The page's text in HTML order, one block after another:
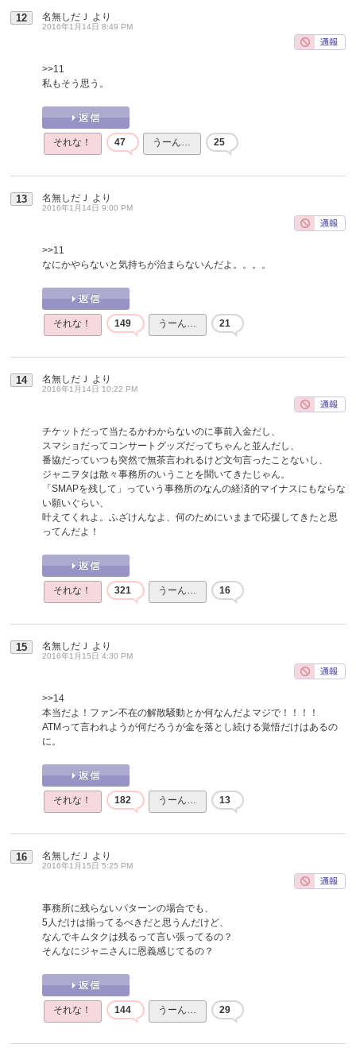
12 名無しだＪ より
2016年1月14日 8:49 PM
>>11
私もそう思う。
それな！ 47 うーん… 25
13 名無しだＪ より
2016年1月14日 9:00 PM
>>11
なにかやらないと気持ちが治まらないんだよ。。。。
それな！ 149 うーん… 21
14 名無しだＪ より
2016年1月14日 10:22 PM
チケットだって当たるかわからないのに事前入金だし、
スマショだってコンサートグッズだってちゃんと並んだし、
番協だっていつも突然で無茶言われるけど文句言ったことないし、
ジャニヲタは散々事務所のいうことを聞いてきたじゃん。
「SMAPを残して」っていう事務所のなんの経済的マイナスにもならな
い願いぐらい、
叶えてくれよ。ふざけんなよ、何のためにいままで応援してきたと思
ってんだよ！
それな！ 321 うーん… 16
15 名無しだＪ より
2016年1月15日 4:30 PM
>>14
本当だよ！ファン不在の解散騒動とか何なんだよマジで！！！！
ATMって言われようが何だろうが金を落とし続ける覚悟だけはあるの
に。
それな！ 182 うーん… 13
16 名無しだＪ より
2016年1月15日 5:25 PM
事務所に残らないパターンの場合でも、
5人だけは揃ってるべきだと思うんだけど、
なんでキムタクは残るって言い張ってるの？
そんなにジャニさんに恩義感じてるの？
それな！ 144 うーん… 29